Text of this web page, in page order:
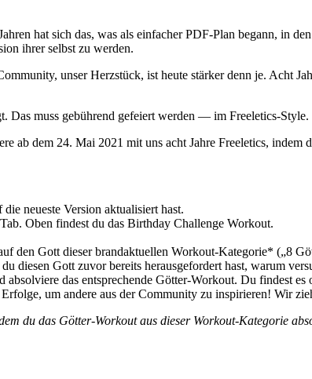
hat sich das, was als einfacher PDF-Plan begann, in
ihrer selbst zu werden.
unser Herzstück, ist heute stärker denn je. Acht
Das muss gebührend gefeiert werden — im Freeletics-Style.
ab dem 24. Mai 2021 mit uns acht Jahre Freeletics,
neueste Version aktualisiert hast.
Oben findest du das Birthday Challenge Workout.
den Gott dieser brandaktuellen Workout-Kategorie* („8
diesen Gott zuvor bereits herausgefordert hast, warum
absolviere das entsprechende Götter-Workout. Du findest es
um andere aus der Community zu inspirieren! Wir
du das Götter-Workout aus dieser Workout-Kategorie